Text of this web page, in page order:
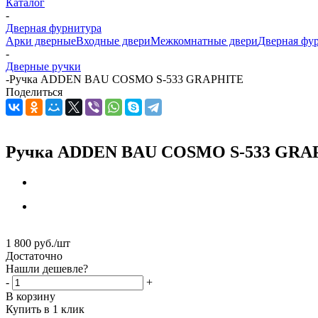
Каталог
-
Дверная фурнитура
Арки дверныеВходные двериМежкомнатные двериДверная
-
Дверные ручки
-Ручка ADDEN BAU COSMO S-533 GRAPHITE
Поделиться
Ручка ADDEN BAU COSMO S-533
1 800 руб./шт
Достаточно
Нашли дешевле?
-
+
В корзину
Купить в 1 клик